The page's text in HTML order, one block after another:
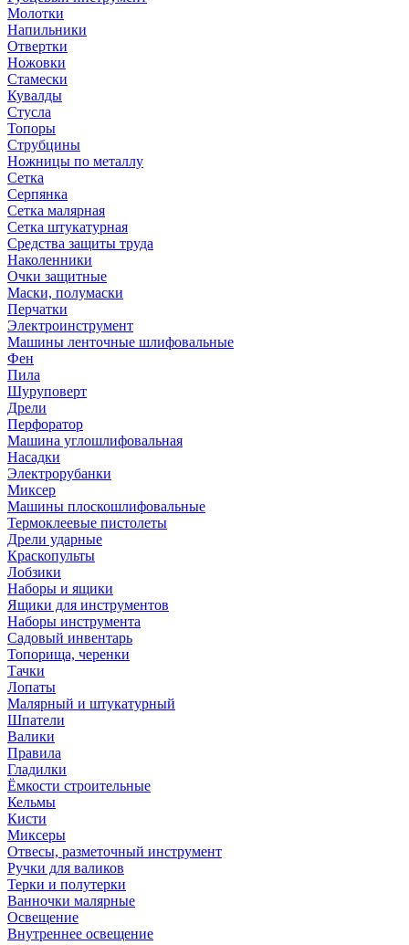
Молотки
Напильники
Отвертки
Ножовки
Стамески
Кувалды
Стусла
Топоры
Струбцины
Ножницы по металлу
Сетка
Серпянка
Сетка малярная
Сетка штукатурная
Средства защиты труда
Наколенники
Очки защитные
Маски, полумаски
Перчатки
Электроинструмент
Машины ленточные шлифовальные
Фен
Пила
Шуруповерт
Дрели
Перфоратор
Машина углошлифовальная
Насадки
Электрорубанки
Миксер
Машины плоскошлифовальные
Термоклеевые пистолеты
Дрели ударные
Краскопульты
Лобзики
Наборы и ящики
Ящики для инструментов
Наборы инструмента
Садовый инвентарь
Топорища, черенки
Тачки
Лопаты
Малярный и штукатурный
Шпатели
Валики
Правила
Гладилки
Ёмкости строительные
Кельмы
Кисти
Миксеры
Отвесы, разметочный инструмент
Ручки для валиков
Терки и полутерки
Ванночки малярные
Освещение
Внутреннее освещение